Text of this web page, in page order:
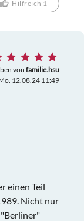
Hilfreich 1
vonfamilie.hsu
12.08.24 11:49
einen Teil
Nicht nur